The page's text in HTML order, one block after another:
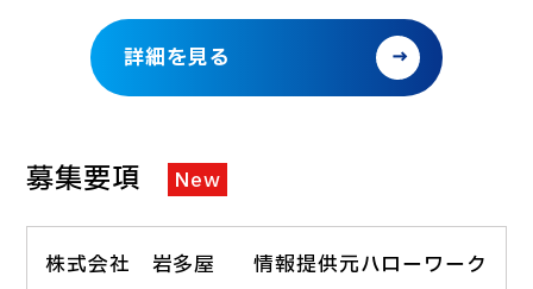
詳細を見る
募集要項 New
株式会社 岩多屋 情報提供元ハローワーク